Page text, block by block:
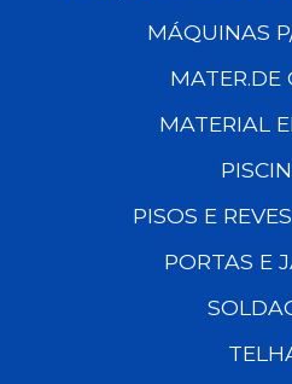
MÁQUINAS
MATER.DE
MATERIAL
PISOS E
PORTAS E